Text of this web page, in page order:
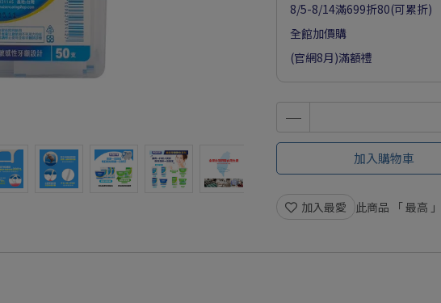
8/5-8/14滿699折80(可累折)
全館加價購
(官網8月)滿額禮
加入購物車
加入最愛 此商品 「 最高